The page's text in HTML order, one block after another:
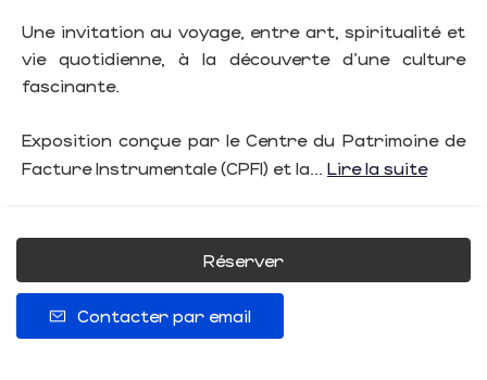
Une invitation au voyage, entre art, spiritualité et
vie quotidienne, à la découverte d’une culture
fascinante.
Exposition conçue par le Centre du Patrimoine de
Facture Instrumentale (CPFI) et la... Lire la suite
Réserver
Contacter par email